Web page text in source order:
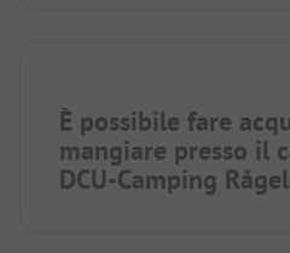
È possibile fare
mangiare presso il
DCU-Camping